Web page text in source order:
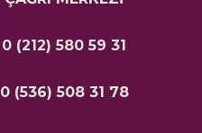
0 (212) 580 59 31
0 (536) 508 31 78